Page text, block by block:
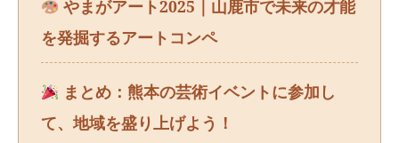
やまがアート2025｜山鹿市で未来の才能
を発掘するアートコンペ
まとめ：熊本の芸術イベントに参加し
て、地域を盛り上げよう！